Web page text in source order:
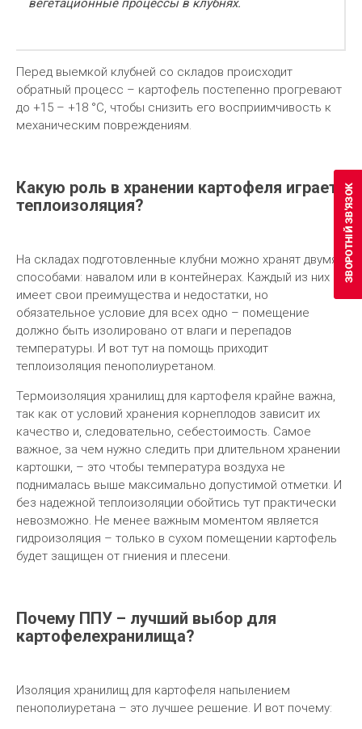
вегетационные процессы в клубнях.
Перед выемкой клубней со складов происходит
обратный процесс – картофель постепенно прогревают
до +15 – +18 °С, чтобы снизить его восприимчивость к
механическим повреждениям.
Какую роль в хранении картофеля играет
теплоизоляция?
На складах подготовленные клубни можно хранят двумя
способами: навалом или в контейнерах. Каждый из них
имеет свои преимущества и недостатки, но
обязательное условие для всех одно – помещение
должно быть изолировано от влаги и перепадов
температуры. И вот тут на помощь приходит
теплоизоляция пенополиуретаном.
Термоизоляция хранилищ для картофеля крайне важна,
так как от условий хранения корнеплодов зависит их
качество и, следовательно, себестоимость. Самое
важное, за чем нужно следить при длительном хранении
картошки, – это чтобы температура воздуха не
поднималась выше максимально допустимой отметки. И
без надежной теплоизоляции обойтись тут практически
невозможно. Не менее важным моментом является
гидроизоляция – только в сухом помещении картофель
будет защищен от гниения и плесени.
Почему ППУ – лучший выбор для
картофелехранилища?
Изоляция хранилищ для картофеля напылением
пенополиуретана – это лучшее решение. И вот почему: